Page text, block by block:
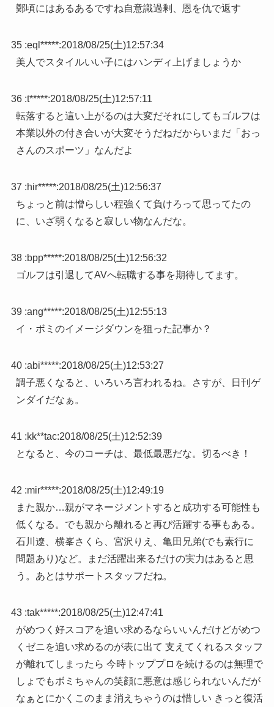
鄭頃にはあるあるですね自意識過剰、恩を仇で返す
35 :eql*****:2018/08/25(土)12:57:34
美人でスタイルいい子にはハンディ上げましょうか
36 :t*****:2018/08/25(土)12:57:11
転落すると這い上がるのは大変だそれにしてもゴルフは
本業以外の付き合いが大変そうだねだからいまだ「おっ
さんのスポーツ」なんだよ
37 :hir*****:2018/08/25(土)12:56:37
ちょっと前は憎らしい程強くて負けろって思ってたの
に、いざ弱くなると寂しい物なんだな。
38 :bpp*****:2018/08/25(土)12:56:32
ゴルフは引退してAVへ転職する事を期待してます。
39 :ang*****:2018/08/25(土)12:55:13
イ・ボミのイメージダウンを狙った記事か？
40 :abi*****:2018/08/25(土)12:53:27
調子悪くなると、いろいろ言われるね。さすが、日刊ゲ
ンダイだなぁ。
41 :kk**tac:2018/08/25(土)12:52:39
となると、今のコーチは、最低最悪だな。切るべき！
42 :mir*****:2018/08/25(土)12:49:19
また親か…親がマネージメントすると成功する可能性も
低くなる。でも親から離れると再び活躍する事もある。
石川遼、横峯さくら、宮沢りえ、亀田兄弟(でも素行に
問題あり)など。まだ活躍出来るだけの実力はあると思
う。あとはサポートスタッフだね。
43 :tak*****:2018/08/25(土)12:47:41
がめつく好スコアを追い求めるならいいんだけどがめつ
くゼニを追い求めるのが表に出て 支えてくれるスタッフ
が離れてしまったら 今時トッププロを続けるのは無理で
しょでもボミちゃんの笑顔に悪意は感じられないんだが
なぁとにかくこのまま消えちゃうのは惜しい きっと復活